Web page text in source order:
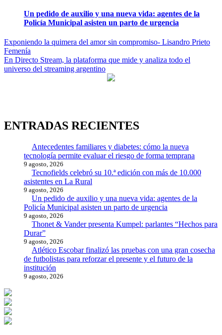
Un pedido de auxilio y una nueva vida: agentes de la
Policía Municipal asisten un parto de urgencia
Navegación
de
entradas
Exponiendo la quimera del amor sin compromiso- Lisandro Prieto
Femenía
En Directo Stream, la plataforma que mide y analiza todo el
universo del streaming argentino
ENTRADAS RECIENTES
Antecedentes familiares y diabetes: cómo la nueva
tecnología permite evaluar el riesgo de forma temprana
9 agosto, 2026
Tecnofields celebró su 10.ª edición con más de 10.000
asistentes en La Rural
9 agosto, 2026
Un pedido de auxilio y una nueva vida: agentes de la
Policía Municipal asisten un parto de urgencia
9 agosto, 2026
Thonet & Vander presenta Kumpel: parlantes “Hechos para
Durar”
9 agosto, 2026
Atlético Escobar finalizó las pruebas con una gran cosecha
de futbolistas para reforzar el presente y el futuro de la
institución
9 agosto, 2026